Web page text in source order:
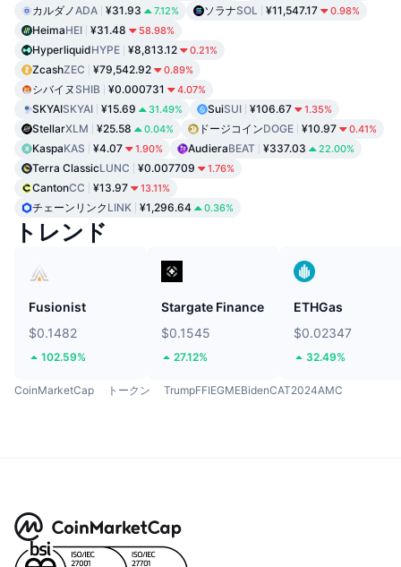
カルダノADA ¥31.93 7.12% ソラナSOL ¥11,547.17 0.98%
HeimaHEI ¥31.48 58.98%
HyperliquidHYPE ¥8,813.12 0.21%
ZcashZEC ¥79,542.92 0.89%
シバイヌ SHIB ¥0.000731 4.07%
SKYAISKYAI ¥15.69 31.49% SuiSUI ¥106.67 1.35%
StellarXLM ¥25.58 0.04% ドージコインDOGE ¥10.97 0.41%
KaspaKAS ¥4.07 1.90% AudieraBEAT ¥337.03 22.00%
Terra ClassicLUNC ¥0.007709 1.76%
CantonCC ¥13.97 13.11%
チェーンリンク LINK ¥1,296.64 0.36%
トレンド
Fusionist
$0.1482
102.59%
Stargate Finance
$0.1545
27.12%
ETHGas
$0.02347
32.49%
CoinMarketCap トークン TrumpFFIEGMEBidenCAT2024AMC